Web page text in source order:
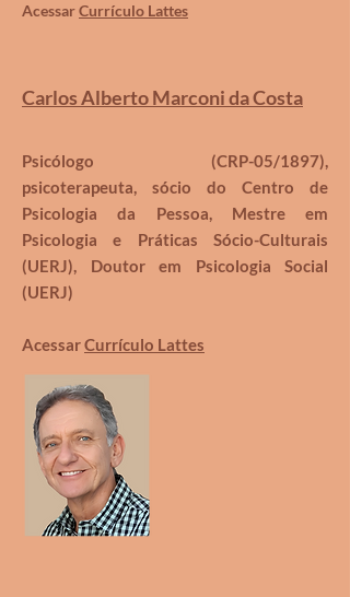
AcessarCurrículo Lattes
Carlos Alberto Marconi da Costa
Psicólogo (CRP-05/1897),
psicoterapeuta, sócio do Centro de
Psicologia da Pessoa, Mestre em
Psicologia e Práticas Sócio-Culturais
(UERJ), Doutor em Psicologia Social
(UERJ)
AcessarCurrículo Lattes